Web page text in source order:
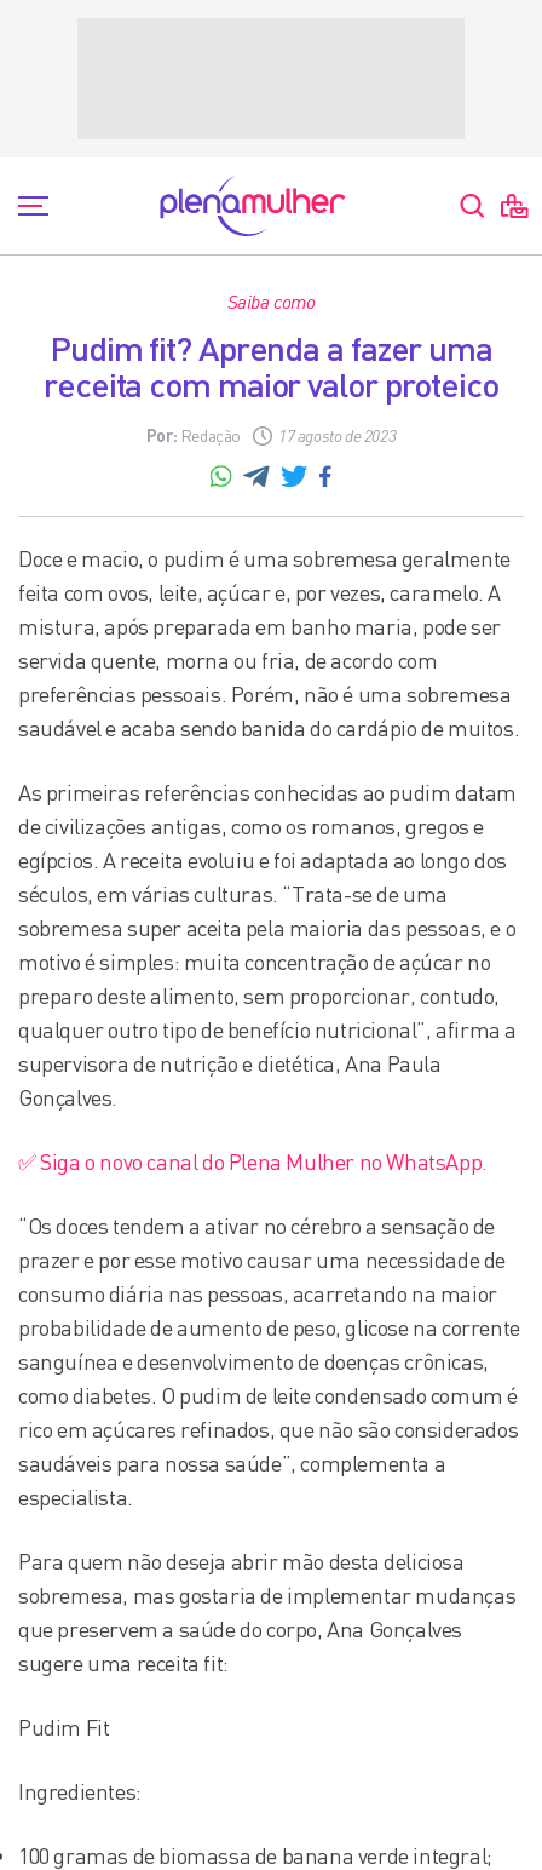
Saiba como
Pudim fit? Aprenda a fazer uma
receita com maior valor proteico
Por: Redação 17 agosto de 2023
Doce e macio, o pudim é uma sobremesa geralmente
feita com ovos, leite, açúcar e, por vezes, caramelo. A
mistura, após preparada em banho maria, pode ser
servida quente, morna ou fria, de acordo com
preferências pessoais. Porém, não é uma sobremesa
saudável e acaba sendo banida do cardápio de muitos.
As primeiras referências conhecidas ao pudim datam
de civilizações antigas, como os romanos, gregos e
egípcios. A receita evoluiu e foi adaptada ao longo dos
séculos, em várias culturas. “Trata-se de uma
sobremesa super aceita pela maioria das pessoas, e o
motivo é simples: muita concentração de açúcar no
preparo deste alimento, sem proporcionar, contudo,
qualquer outro tipo de benefício nutricional”, afirma a
supervisora de nutrição e dietética, Ana Paula
Gonçalves.
✅ Siga o novo canal do Plena Mulher no WhatsApp.
“Os doces tendem a ativar no cérebro a sensação de
prazer e por esse motivo causar uma necessidade de
consumo diária nas pessoas, acarretando na maior
probabilidade de aumento de peso, glicose na corrente
sanguínea e desenvolvimento de doenças crônicas,
como diabetes. O pudim de leite condensado comum é
rico em açúcares refinados, que não são considerados
saudáveis para nossa saúde”, complementa a
especialista.
Para quem não deseja abrir mão desta deliciosa
sobremesa, mas gostaria de implementar mudanças
que preservem a saúde do corpo, Ana Gonçalves
sugere uma receita fit:
Pudim Fit
Ingredientes:
100 gramas de biomassa de banana verde integral;